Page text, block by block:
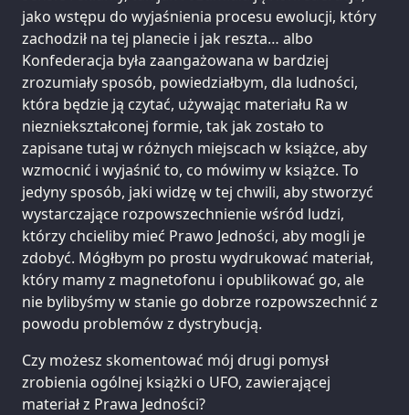
jako wstępu do wyjaśnienia procesu ewolucji, który
zachodził na tej planecie i jak reszta… albo
Konfederacja była zaangażowana w bardziej
zrozumiały sposób, powiedziałbym, dla ludności,
która będzie ją czytać, używając materiału Ra w
niezniekształconej formie, tak jak zostało to
zapisane tutaj w różnych miejscach w książce, aby
wzmocnić i wyjaśnić to, co mówimy w książce. To
jedyny sposób, jaki widzę w tej chwili, aby stworzyć
wystarczające rozpowszechnienie wśród ludzi,
którzy chcieliby mieć Prawo Jedności, aby mogli je
zdobyć. Mógłbym po prostu wydrukować materiał,
który mamy z magnetofonu i opublikować go, ale
nie bylibyśmy w stanie go dobrze rozpowszechnić z
powodu problemów z dystrybucją.
Czy możesz skomentować mój drugi pomysł
zrobienia ogólnej książki o UFO, zawierającej
materiał z Prawa Jedności?